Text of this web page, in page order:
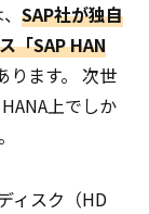
、SAP社が独自
「SAP HAN
ります。 次世
上でしか
ィスク（HD